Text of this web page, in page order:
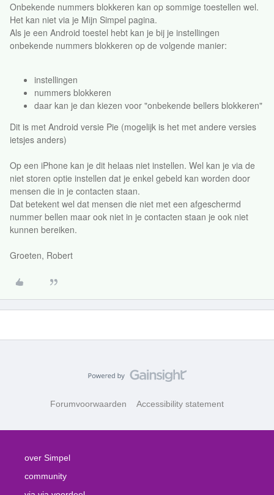
Onbekende nummers blokkeren kan op sommige toestellen wel.
Het kan niet via je Mijn Simpel pagina.
Als je een Android toestel hebt kan je bij je instellingen
onbekende nummers blokkeren op de volgende manier:
instellingen
nummers blokkeren
daar kan je dan kiezen voor "onbekende bellers blokkeren"
Dit is met Android versie Pie (mogelijk is het met andere versies
ietsjes anders)
Op een iPhone kan je dit helaas niet instellen. Wel kan je via de
niet storen optie instellen dat je enkel gebeld kan worden door
mensen die in je contacten staan.
Dat betekent wel dat mensen die niet met een afgeschermd
nummer bellen maar ook niet in je contacten staan je ook niet
kunnen bereiken.
Groeten, Robert
Forumvoorwaarden Accessibility statement
over Simpel
community